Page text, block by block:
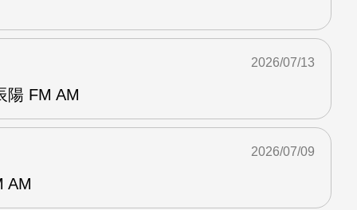
陽 FM AM
2026/07/13
AM
2026/07/09